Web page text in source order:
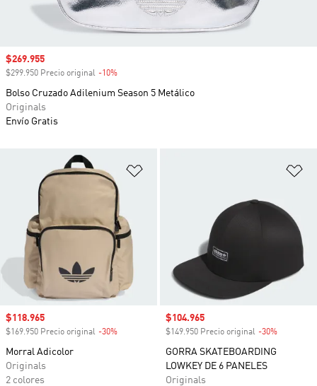
Precio de venta
$118.965
$169.950 Precio original -30%
Morral Adicolor
Originals
2 colores
Precio de venta
$104.965
$149.950 Precio original -30%
GORRA SKATEBOARDING
LOWKEY DE 6 PANELES
Originals
Precio de venta
$269.955
$299.950 Precio original -10%
Bolso Cruzado Adilenium Season 5 Metálico
Originals
Envío Gratis